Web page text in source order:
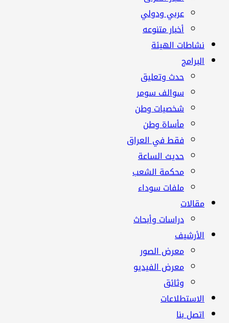
عربي ودولي
أخبار متنوعه
نشاطات الهيئة
البرامج
حدث وتعليق
سوالف سومر
شخصيات وطن
مأساة وطن
فقط في العراق
حديث الساعة
محكمة الشعب
ملفات سوداء
مقالات
دراسات وأبحاث
الأرشيف
معرض الصور
معرض الفيديو
وثائق
الاستطلاعات
اتصل بنا